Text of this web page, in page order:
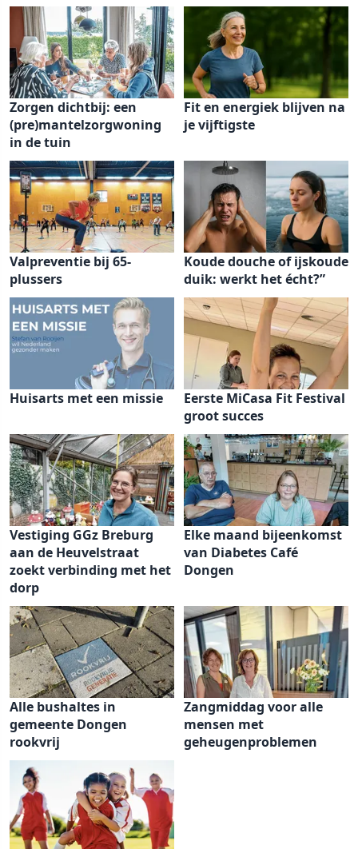
Zorgen dichtbij: een
(pre)mantelzorgwoning
in de tuin
Fit en energiek blijven na
je vijftigste
Valpreventie bij 65-
plussers
Koude douche of ijskoude
duik: werkt het écht?”
Huisarts met een missie
Eerste MiCasa Fit Festival
groot succes
Vestiging GGz Breburg
aan de Heuvelstraat
zoekt verbinding met het
dorp
Elke maand bijeenkomst
van Diabetes Café
Dongen
Alle bushaltes in
gemeente Dongen
rookvrij
Zangmiddag voor alle
mensen met
geheugenproblemen